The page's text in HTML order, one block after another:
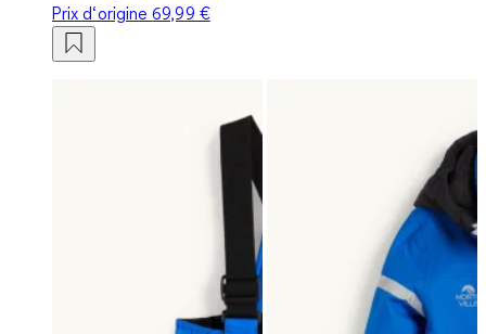
Prix d‘origine69,99 €